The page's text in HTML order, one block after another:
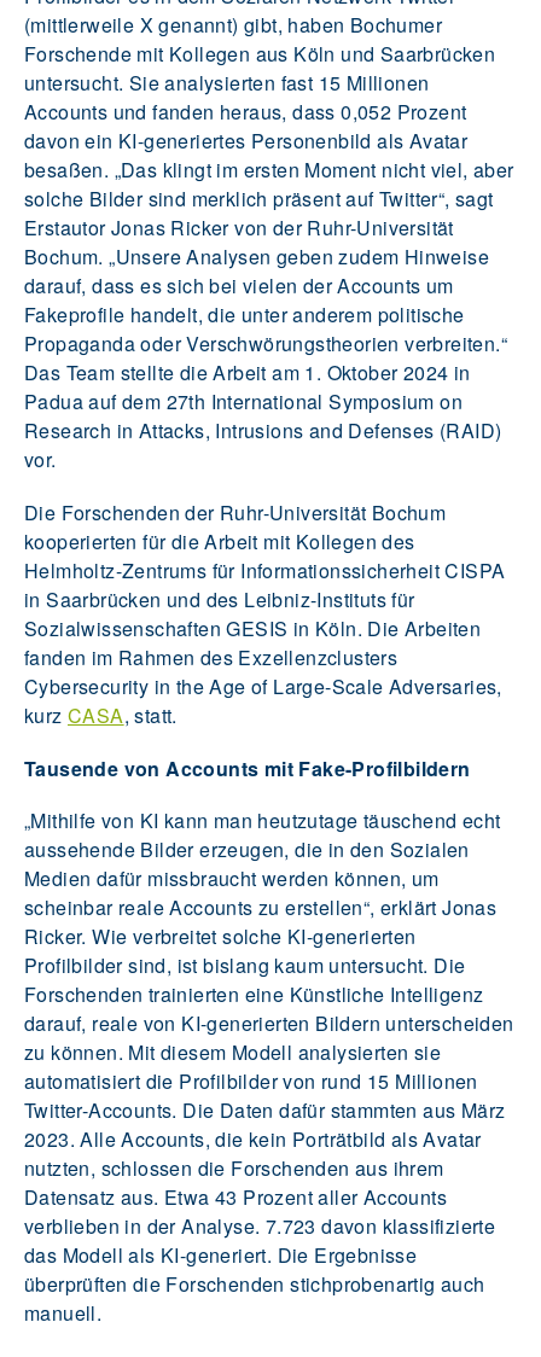
(mittlerweile X genannt) gibt, haben Bochumer
Forschende mit Kollegen aus Köln und Saarbrücken
untersucht. Sie analysierten fast 15 Millionen
Accounts und fanden heraus, dass 0,052 Prozent
davon ein KI-generiertes Personenbild als Avatar
besaßen. „Das klingt im ersten Moment nicht viel, aber
solche Bilder sind merklich präsent auf Twitter“, sagt
Erstautor Jonas Ricker von der Ruhr-Universität
Bochum. „Unsere Analysen geben zudem Hinweise
darauf, dass es sich bei vielen der Accounts um
Fakeprofile handelt, die unter anderem politische
Propaganda oder Verschwörungstheorien verbreiten.“
Das Team stellte die Arbeit am 1. Oktober 2024 in
Padua auf dem 27th International Symposium on
Research in Attacks, Intrusions and Defenses (RAID)
vor.
Die Forschenden der Ruhr-Universität Bochum
kooperierten für die Arbeit mit Kollegen des
Helmholtz-Zentrums für Informationssicherheit CISPA
in Saarbrücken und des Leibniz-Instituts für
Sozialwissenschaften GESIS in Köln. Die Arbeiten
fanden im Rahmen des Exzellenzclusters
Cybersecurity in the Age of Large-Scale Adversaries,
kurz CASA, statt.
Tausende von Accounts mit Fake-Profilbildern
„Mithilfe von KI kann man heutzutage täuschend echt
aussehende Bilder erzeugen, die in den Sozialen
Medien dafür missbraucht werden können, um
scheinbar reale Accounts zu erstellen“, erklärt Jonas
Ricker. Wie verbreitet solche KI-generierten
Profilbilder sind, ist bislang kaum untersucht. Die
Forschenden trainierten eine Künstliche Intelligenz
darauf, reale von KI-generierten Bildern unterscheiden
zu können. Mit diesem Modell analysierten sie
automatisiert die Profilbilder von rund 15 Millionen
Twitter-Accounts. Die Daten dafür stammten aus März
2023. Alle Accounts, die kein Porträtbild als Avatar
nutzten, schlossen die Forschenden aus ihrem
Datensatz aus. Etwa 43 Prozent aller Accounts
verblieben in der Analyse. 7.723 davon klassifizierte
das Modell als KI-generiert. Die Ergebnisse
überprüften die Forschenden stichprobenartig auch
manuell.